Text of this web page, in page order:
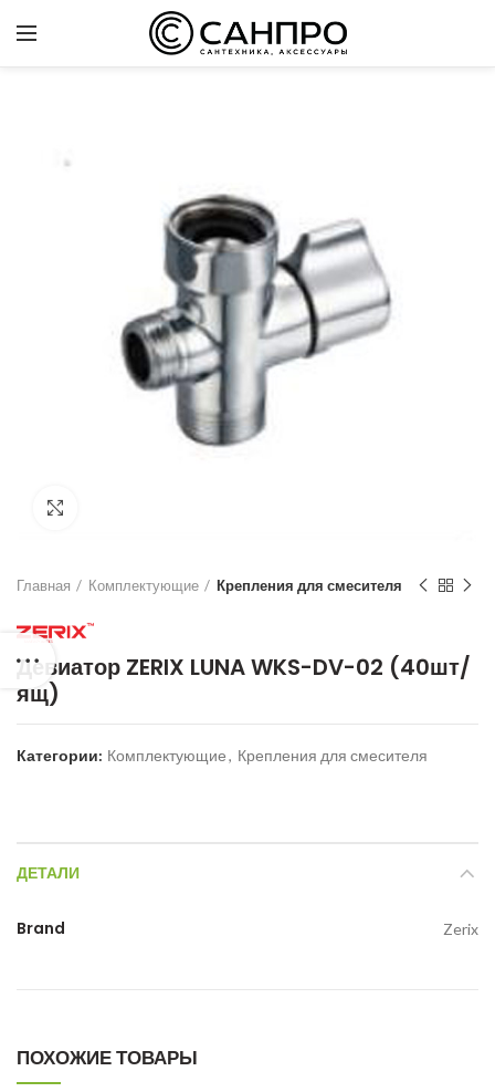
Главная Комплектующие Крепления для смесителя
Девиатор ZERIX LUNA WKS-DV-02 (40шт/
ящ)
Категории: Комплектующие, Крепления для смесителя
ДЕТАЛИ
Brand Zerix
ПОХОЖИЕ ТОВАРЫ